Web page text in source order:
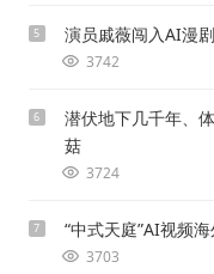
5 演员戚薇闯入AI漫
3742
6
潜伏地下几千年、
菇
3724
7 “中式天庭”AI视频
3703